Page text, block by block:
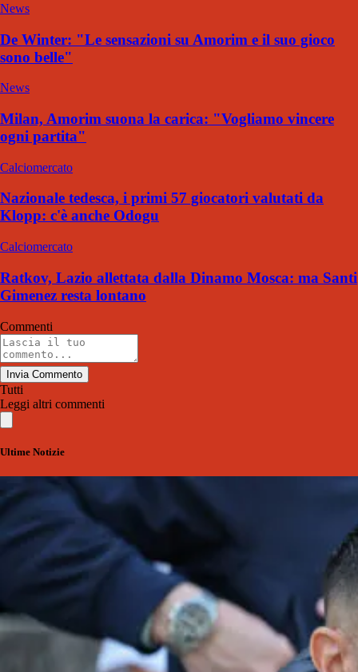
News
De Winter: "Le sensazioni su Amorim e il suo gioco
sono belle"
News
Milan, Amorim suona la carica: "Vogliamo vincere
ogni partita"
Calciomercato
Nazionale tedesca, i primi 57 giocatori valutati da
Klopp: c'è anche Odogu
Calciomercato
Ratkov, Lazio allettata dalla Dinamo Mosca: ma Santi
Gimenez resta lontano
Commenti
Invia Commento
Tutti
Leggi altri commenti
Ultime Notizie